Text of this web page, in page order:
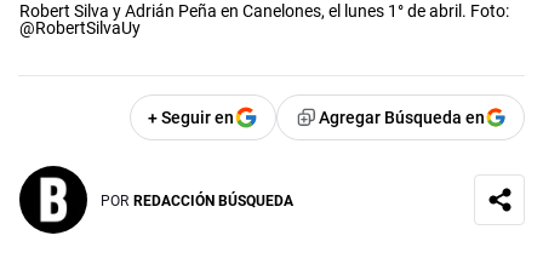
Robert Silva y Adrián Peña en Canelones, el lunes 1° de abril. Foto:
@RobertSilvaUy
+ Seguir en Agregar Búsqueda en
POR REDACCIÓN BÚSQUEDA